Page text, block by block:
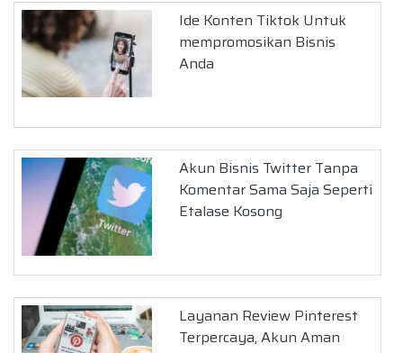
Ide Konten Tiktok Untuk
mempromosikan Bisnis
Anda
Akun Bisnis Twitter Tanpa
Komentar Sama Saja Seperti
Etalase Kosong
Layanan Review Pinterest
Terpercaya, Akun Aman